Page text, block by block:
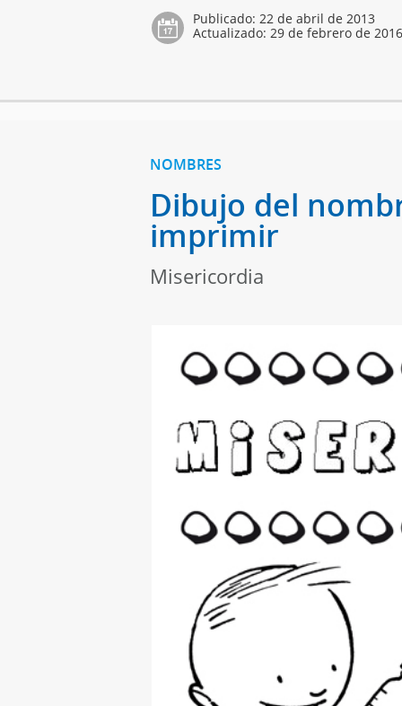
Publicado:22 de abril de 2013
Actualizado:29 de febrero de
NOMBRES
Dibujo del
imprimir
Misericordia